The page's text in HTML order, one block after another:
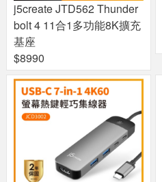
j5create JTD562 Thunder
bolt 4 11合1多功能8K擴充
基座
$8990